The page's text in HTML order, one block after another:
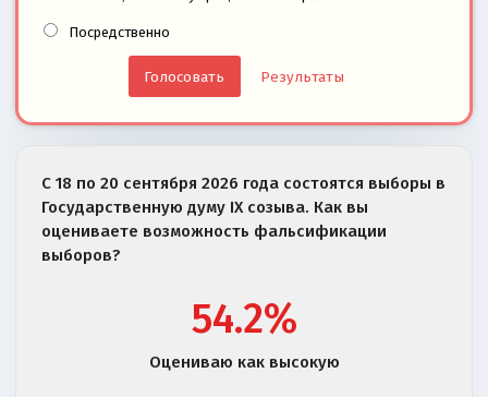
Посредственно
Результаты
С 18 по 20 сентября 2026 года состоятся выборы в
Государственную думу IX созыва. Как вы
оцениваете возможность фальсификации
выборов?
54.2%
Оцениваю как высокую